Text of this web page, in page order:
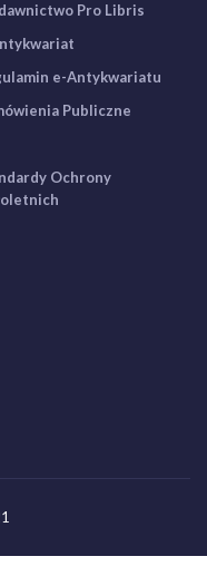
Pro Libris
e-Antykwariatu
Publiczne
Ochrony